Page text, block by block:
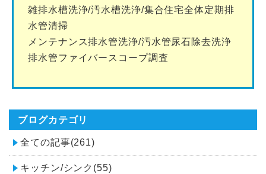
雑排水槽洗浄/汚水槽洗浄/集合住宅全体定期排
水管清掃
メンテナンス排水管洗浄/汚水管尿石除去洗浄
排水管ファイバースコープ調査
ブログカテゴリ
全ての記事(261)
キッチン/シンク(55)